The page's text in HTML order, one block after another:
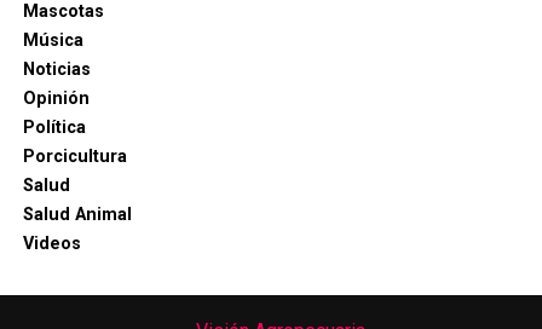
Mascotas
Música
Noticias
Opinión
Política
Porcicultura
Salud
Salud Animal
Videos